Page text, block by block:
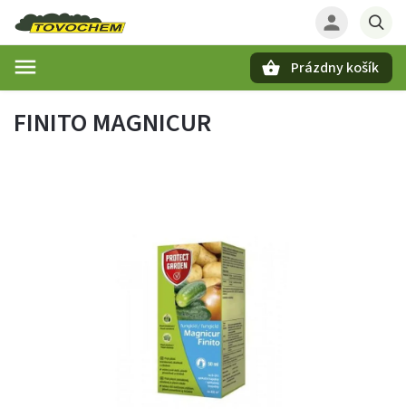
Prázdny košík
FINITO MAGNICUR